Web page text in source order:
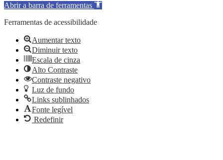
Abrir a barra de ferramentas
Ferramentas de acessibilidade
Aumentar texto
Diminuir texto
Escala de cinza
Alto Contraste
Contraste negativo
Luz de fundo
Links sublinhados
Fonte legível
Redefinir